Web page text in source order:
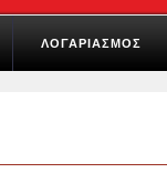
ΛΟΓΑΡΙΑΣΜΟΣ